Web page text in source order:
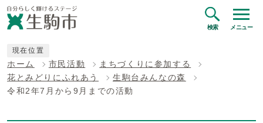
検索 メニュー
現在位置
ホーム 市民活動
まちづくりに参加する
花とみどりにふれあう
生駒台みんなの森
令和2年7月から9月までの活動